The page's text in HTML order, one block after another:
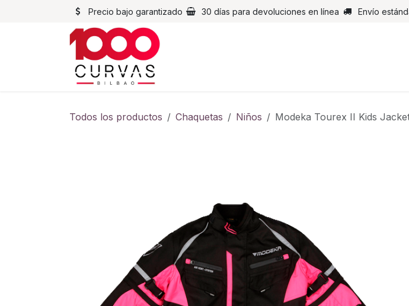
Precio bajo garantizado 30 días para devoluciones en línea Envío
Todos los productos Chaquetas Niños Modeka Tourex II Kids